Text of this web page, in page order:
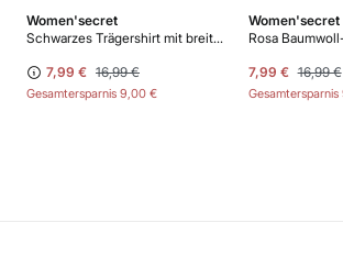
Women'secret
Schwarzes Trägershirt mit breiten Trägern
7,99 € 16,99 €
Gesamtersparnis 9,00 €
Women'secret
7,99 € 16,99 €
Gesamtersparnis